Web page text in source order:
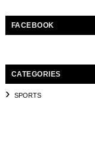
FACEBOOK
CATEGORIES
SPORTS